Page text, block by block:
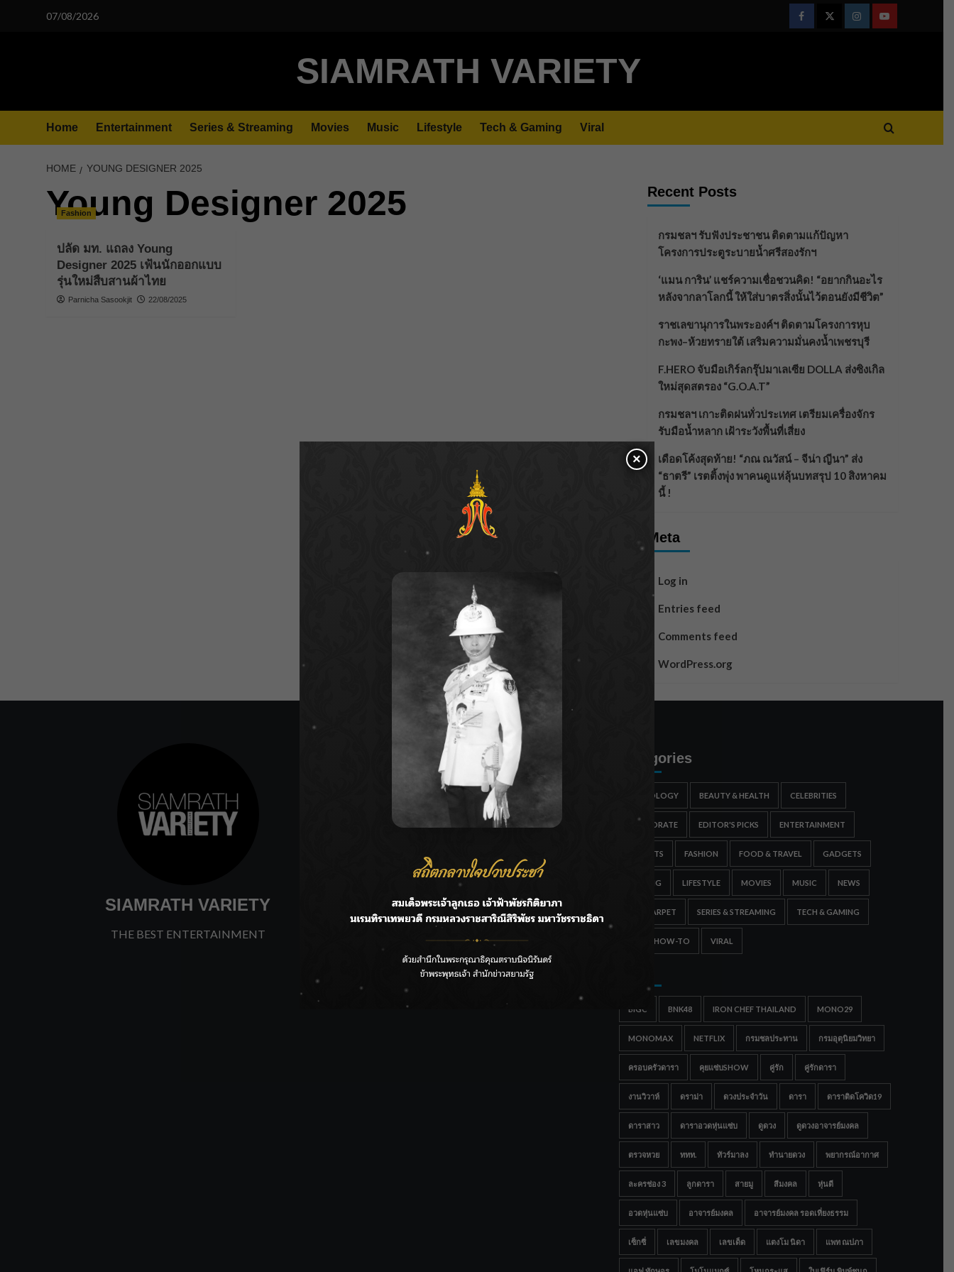
07/08/2026
FacebookTwitterInstagramYoutube
SIAMRATH VARIETY
Home Entertainment Series & Streaming Movies Music Lifestyle Tech & Gaming Viral
HOME YOUNG DESIGNER 2025
Young Designer 2025
Fashion
ปลัด มท. แถลง Young
Designer 2025 เฟ้นนักออกแบบ
รุ่นใหม่สืบสานผ้าไทย
Parnicha Sasookjit 22/08/2025
Recent Posts
กรมชลฯ รับฟังประชาชน ติดตามแก้ปัญหา
โครงการประตูระบายน้ำศรีสองรักฯ
‘แมน การิน’ แชร์ความเชื่อชวนคิด! “อยากกินอะไร
หลังจากลาโลกนี้ ให้ใส่บาตรสิ่งนั้นไว้ตอนยังมีชีวิต”
ราชเลขานุการในพระองค์ฯ ติดตามโครงการหุบ
กะพง–ห้วยทรายใต้ เสริมความมั่นคงน้ำเพชรบุรี
F.HERO จับมือเกิร์ลกรุ๊ปมาเลเซีย DOLLA ส่งซิงเกิล
ใหม่สุดสตรอง “G.O.A.T”
กรมชลฯ เกาะติดฝนทั่วประเทศ เตรียมเครื่องจักร
รับมือน้ำหลาก เฝ้าระวังพื้นที่เสี่ยง
เดือดโค้งสุดท้าย! “ภณ ณวัสน์ – จีน่า ญีนา” ส่ง
“ธาตรี” เรตติ้งพุ่ง พาคนดูแห่ลุ้นบทสรุป 10 สิงหาคม
นี้ !
Meta
Log in
Entries feed
Comments feed
WordPress.org
SIAMRATH VARIETY
THE BEST ENTERTAINMENT
กรมชลฯ รับฟังประชาชน ติดตามแก้ปัญหาโครงการประตู
ลาโลกนี้ ให้ใส่บาตรสิ่งนั้นไว้ตอนยังมีชีวิต”
ราชเลขานุการในพระองค์ฯ ติดตามโครงการหุบกะพง–ห้วย
ทรายใต้ เสริมความมั่นคงน้ำเพชรบุรี
ตรอง “G.O.A.T”
กรมชลฯ เกาะติดฝนทั่วประเทศ เตรียมเครื่องจักรรับมือน้ำ
Categories
ASTROLOGY BEAUTY & HEALTH CELEBRITIES
CORPORATE EDITOR'S PICKS ENTERTAINMENT
ESPORTS FASHION FOOD & TRAVEL GADGETS
GAMING LIFESTYLE MOVIES MUSIC NEWS
RED CARPET SERIES & STREAMING TECH & GAMING
TIPS & HOW-TO VIRAL
BIGC BNK48 IRON CHEF THAILAND MONO29
MONOMAX NETFLIX กรมชลประทาน กรมอุตุนิยมวิทยา
ครอบครัวดารา คุยแซ่บSHOW คู่รัก คู่รักดารา
งานวิวาห์ ดราม่า ดวงประจำวัน ดารา ดาราติดโควิด19
ดาราสาว ดาราอวดหุ่นแซ่บ ดูดวง ดูดวงอาจารย์มงคล
ตรวจหวย ททท. ทัวร์มาลง ทำนายดวง พยากรณ์อากาศ
ละครช่อง 3 ลูกดารา สายมู สีมงคล หุ่นดี
อวดหุ่นแซ่บ อาจารย์มงคล อาจารย์มงคล รอดเที่ยงธรรม
เซ็กซี่ เลขมงคล เลขเด็ด แตงโม นิดา แพท ณปภา
×